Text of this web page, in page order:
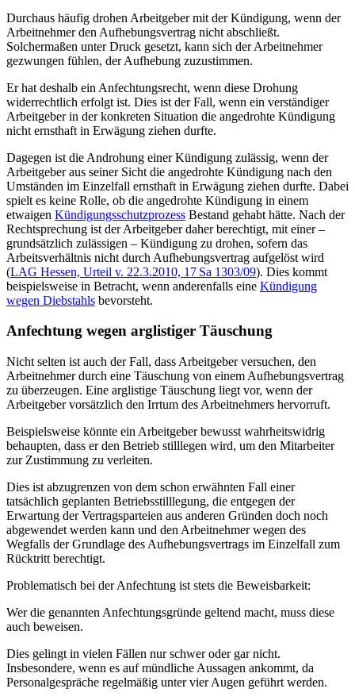
Durchaus häufig drohen Arbeitgeber mit der Kündigung, wenn der
Arbeitnehmer den Aufhebungsvertrag nicht abschließt.
Solchermaßen unter Druck gesetzt, kann sich der Arbeitnehmer
gezwungen fühlen, der Aufhebung zuzustimmen.
Er hat deshalb ein Anfechtungsrecht, wenn diese Drohung
widerrechtlich erfolgt ist. Dies ist der Fall, wenn ein verständiger
Arbeitgeber in der konkreten Situation die angedrohte Kündigung
nicht ernsthaft in Erwägung ziehen durfte.
Dagegen ist die Androhung einer Kündigung zulässig, wenn der
Arbeitgeber aus seiner Sicht die angedrohte Kündigung nach den
Umständen im Einzelfall ernsthaft in Erwägung ziehen durfte. Dabei
spielt es keine Rolle, ob die angedrohte Kündigung in einem
etwaigen Kündigungsschutzprozess Bestand gehabt hätte. Nach der
Rechtsprechung ist der Arbeitgeber daher berechtigt, mit einer –
grundsätzlich zulässigen – Kündigung zu drohen, sofern das
Arbeitsverhältnis nicht durch Aufhebungsvertrag aufgelöst wird
(LAG Hessen, Urteil v. 22.3.2010, 17 Sa 1303/09). Dies kommt
beispielsweise in Betracht, wenn anderenfalls eine Kündigung
wegen Diebstahls bevorsteht.
Anfechtung wegen arglistiger Täuschung
Nicht selten ist auch der Fall, dass Arbeitgeber versuchen, den
Arbeitnehmer durch eine Täuschung von einem Aufhebungsvertrag
zu überzeugen. Eine arglistige Täuschung liegt vor, wenn der
Arbeitgeber vorsätzlich den Irrtum des Arbeitnehmers hervorruft.
Beispielsweise könnte ein Arbeitgeber bewusst wahrheitswidrig
behaupten, dass er den Betrieb stilllegen wird, um den Mitarbeiter
zur Zustimmung zu verleiten.
Dies ist abzugrenzen von dem schon erwähnten Fall einer
tatsächlich geplanten Betriebsstilllegung, die entgegen der
Erwartung der Vertragsparteien aus anderen Gründen doch noch
abgewendet werden kann und den Arbeitnehmer wegen des
Wegfalls der Grundlage des Aufhebungsvertrags im Einzelfall zum
Rücktritt berechtigt.
Problematisch bei der Anfechtung ist stets die Beweisbarkeit:
Wer die genannten Anfechtungsgründe geltend macht, muss diese
auch beweisen.
Dies gelingt in vielen Fällen nur schwer oder gar nicht.
Insbesondere, wenn es auf mündliche Aussagen ankommt, da
Personalgespräche regelmäßig unter vier Augen geführt werden.